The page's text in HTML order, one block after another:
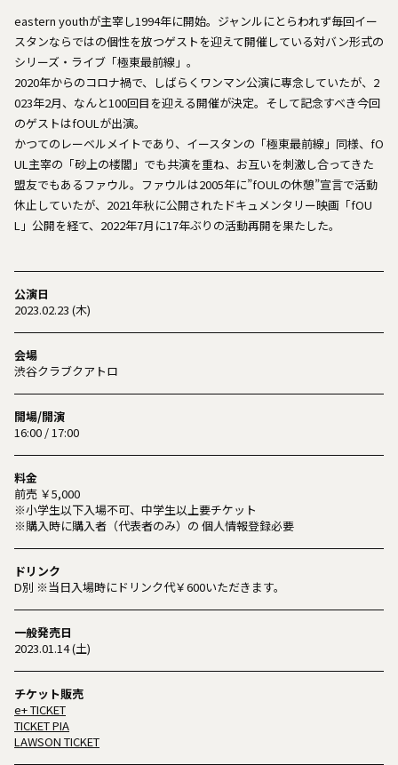
eastern youthが主宰し1994年に開始。ジャンルにとらわれず毎回イー
スタンならではの個性を放つゲストを迎えて開催している対バン形式の
シリーズ・ライブ「極東最前線」。
2020年からのコロナ禍で、しばらくワンマン公演に専念していたが、2
023年2月、なんと100回目を迎える開催が決定。そして記念すべき今回
のゲストはfOULが出演。
かつてのレーベルメイトであり、イースタンの「極東最前線」同様、fO
UL主宰の「砂上の楼閣」でも共演を重ね、お互いを刺激し合ってきた
盟友でもあるファウル。ファウルは2005年に”fOULの休憩”宣言で活動
休止していたが、2021年秋に公開されたドキュメンタリー映画「fOU
L」公開を経て、2022年7月に17年ぶりの活動再開を果たした。
公演日
2023.02.23 (木)
会場
渋谷クラブクアトロ
開場/開演
16:00 / 17:00
料金
前売 ￥5,000
※小学生以下入場不可、中学生以上要チケット
※購入時に購入者（代表者のみ）の 個人情報登録必要
ドリンク
D別 ※当日入場時にドリンク代￥600いただきます。
一般発売日
2023.01.14 (土)
チケット販売
e+ TICKET
TICKET PIA
LAWSON TICKET